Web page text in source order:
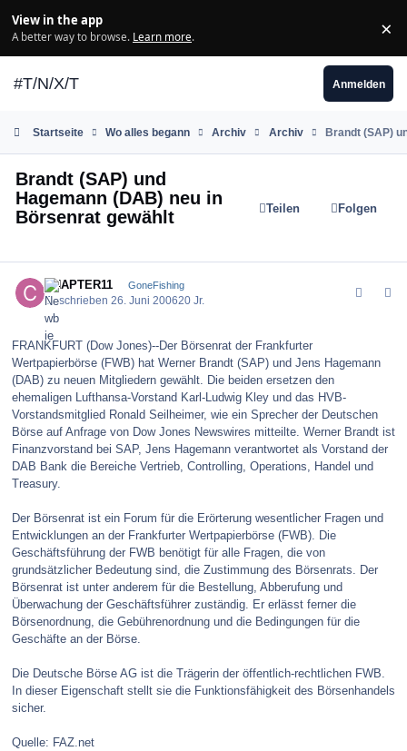
View in the app
A better way to browse. Learn more. ×
#T/N/X/T Anmelden
Startseite Wo alles begann Archiv Archiv Brandt (SAP)
Brandt (SAP) und
Hagemann (DAB) neu in
Börsenrat gewählt
Teilen Folgen
CHAPTER11 GoneFishing
Geschrieben26. Juni 200620 Jr.
FRANKFURT (Dow Jones)--Der Börsenrat der Frankfurter
Wertpapierbörse (FWB) hat Werner Brandt (SAP) und Jens Hagemann
(DAB) zu neuen Mitgliedern gewählt. Die beiden ersetzen den
ehemaligen Lufthansa-Vorstand Karl-Ludwig Kley und das HVB-
Vorstandsmitglied Ronald Seilheimer, wie ein Sprecher der Deutschen
Börse auf Anfrage von Dow Jones Newswires mitteilte. Werner Brandt ist
Finanzvorstand bei SAP, Jens Hagemann verantwortet als Vorstand der
DAB Bank die Bereiche Vertrieb, Controlling, Operations, Handel und
Treasury.
Der Börsenrat ist ein Forum für die Erörterung wesentlicher Fragen und
Entwicklungen an der Frankfurter Wertpapierbörse (FWB). Die
Geschäftsführung der FWB benötigt für alle Fragen, die von
grundsätzlicher Bedeutung sind, die Zustimmung des Börsenrats. Der
Börsenrat ist unter anderem für die Bestellung, Abberufung und
Überwachung der Geschäftsführer zuständig. Er erlässt ferner die
Börsenordnung, die Gebührenordnung und die Bedingungen für die
Geschäfte an der Börse.
Die Deutsche Börse AG ist die Trägerin der öffentlich-rechtlichen FWB.
In dieser Eigenschaft stellt sie die Funktionsfähigkeit des Börsenhandels
sicher.
Quelle: FAZ.net